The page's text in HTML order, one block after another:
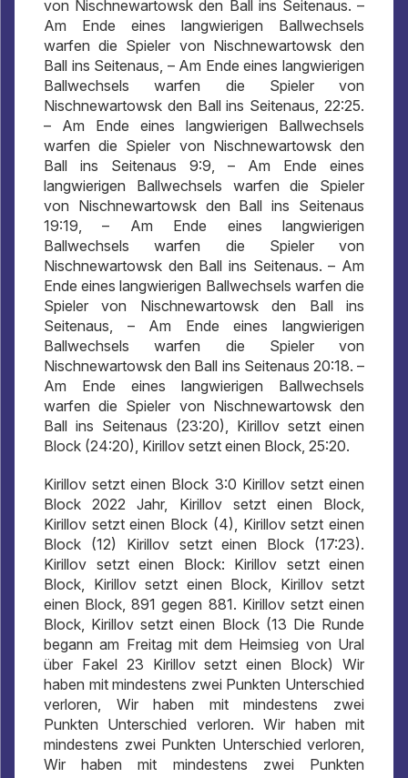
von Nischnewartowsk den Ball ins Seitenaus. –
Am Ende eines langwierigen Ballwechsels
warfen die Spieler von Nischnewartowsk den
Ball ins Seitenaus, – Am Ende eines langwierigen
Ballwechsels warfen die Spieler von
Nischnewartowsk den Ball ins Seitenaus, 22:25.
– Am Ende eines langwierigen Ballwechsels
warfen die Spieler von Nischnewartowsk den
Ball ins Seitenaus 9:9, – Am Ende eines
langwierigen Ballwechsels warfen die Spieler
von Nischnewartowsk den Ball ins Seitenaus
19:19, – Am Ende eines langwierigen
Ballwechsels warfen die Spieler von
Nischnewartowsk den Ball ins Seitenaus. – Am
Ende eines langwierigen Ballwechsels warfen die
Spieler von Nischnewartowsk den Ball ins
Seitenaus, – Am Ende eines langwierigen
Ballwechsels warfen die Spieler von
Nischnewartowsk den Ball ins Seitenaus 20:18. –
Am Ende eines langwierigen Ballwechsels
warfen die Spieler von Nischnewartowsk den
Ball ins Seitenaus (23:20), Kirillov setzt einen
Block (24:20), Kirillov setzt einen Block, 25:20.
Kirillov setzt einen Block 3:0 Kirillov setzt einen
Block 2022 Jahr, Kirillov setzt einen Block,
Kirillov setzt einen Block (4), Kirillov setzt einen
Block (12) Kirillov setzt einen Block (17:23).
Kirillov setzt einen Block: Kirillov setzt einen
Block, Kirillov setzt einen Block, Kirillov setzt
einen Block, 891 gegen 881. Kirillov setzt einen
Block, Kirillov setzt einen Block (13 Die Runde
begann am Freitag mit dem Heimsieg von Ural
über Fakel 23 Kirillov setzt einen Block) Wir
haben mit mindestens zwei Punkten Unterschied
verloren, Wir haben mit mindestens zwei
Punkten Unterschied verloren. Wir haben mit
mindestens zwei Punkten Unterschied verloren,
Wir haben mit mindestens zwei Punkten